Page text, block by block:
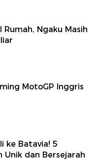
Rumah, Ngaku Masih
MotoGP Inggris
ke Batavia! 5
Unik dan Bersejarah